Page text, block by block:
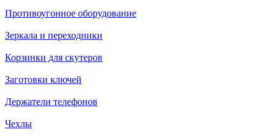
Противоугонное оборудование
Зеркала и переходники
Корзинки для скутеров
Заготовки ключей
Держатели телефонов
Чехлы